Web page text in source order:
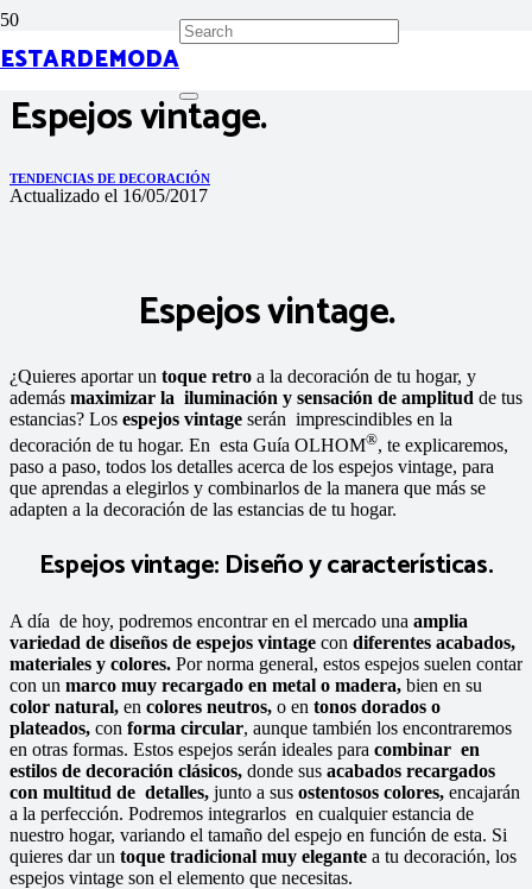
ESTARDEMODA
Espejos vintage.
TENDENCIAS DE DECORACIÓN
Actualizado el 16/05/2017
Espejos vintage.
¿Quieres aportar un toque retro a la decoración de tu hogar, y
además maximizar la iluminación y sensación de amplitud de tus
estancias? Los espejos vintage serán imprescindibles en la
decoración de tu hogar. En esta Guía OLHOM®, te explicaremos,
paso a paso, todos los detalles acerca de los espejos vintage, para
que aprendas a elegirlos y combinarlos de la manera que más se
adapten a la decoración de las estancias de tu hogar.
Espejos vintage: Diseño y características.
A día de hoy, podremos encontrar en el mercado una amplia
variedad de diseños de espejos vintage con diferentes acabados,
materiales y colores. Por norma general, estos espejos suelen contar
con un marco muy recargado en metal o madera, bien en su
color natural, en colores neutros, o en tonos dorados o
plateados, con forma circular, aunque también los encontraremos
en otras formas. Estos espejos serán ideales para combinar en
estilos de decoración clásicos, donde sus acabados recargados
con multitud de detalles, junto a sus ostentosos colores, encajarán
a la perfección. Podremos integrarlos en cualquier estancia de
nuestro hogar, variando el tamaño del espejo en función de esta. Si
quieres dar un toque tradicional muy elegante a tu decoración, los
espejos vintage son el elemento que necesitas.